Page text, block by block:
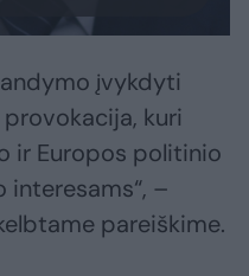
įvykdyti
kuri
ir Europos politinio
–
pareiškime.